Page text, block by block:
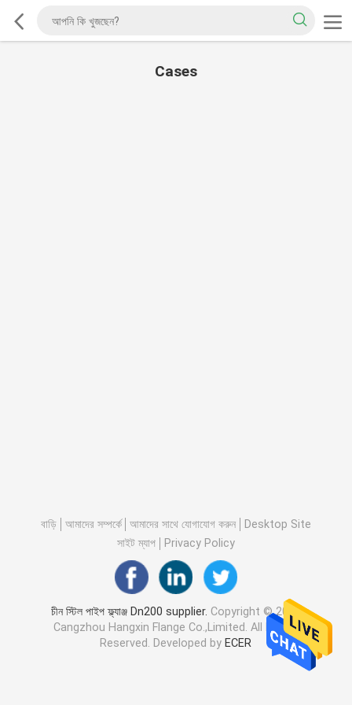
Cases
বাড়ি আমাদের সম্পর্কে আমাদের সাথে যোগাযোগ করুন
Desktop Site
সাইট ম্যাপ
Privacy Policy
চীন স্টিল পাইপ ফ্ল্যাঞ্জ Dn200 supplier. Copyright © 2026
Cangzhou Hangxin Flange Co.,Limited. All Rights
Reserved. Developed by ECER